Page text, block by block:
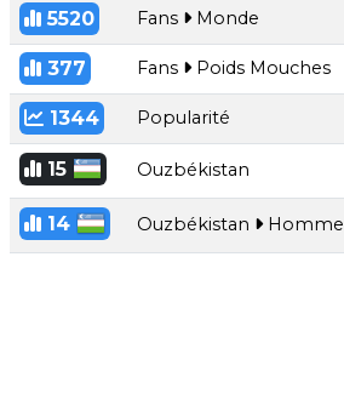
5520 Fans Monde
377 Fans Poids Mouches
1344 Popularité
15 Ouzbékistan
14 Ouzbékistan Homme